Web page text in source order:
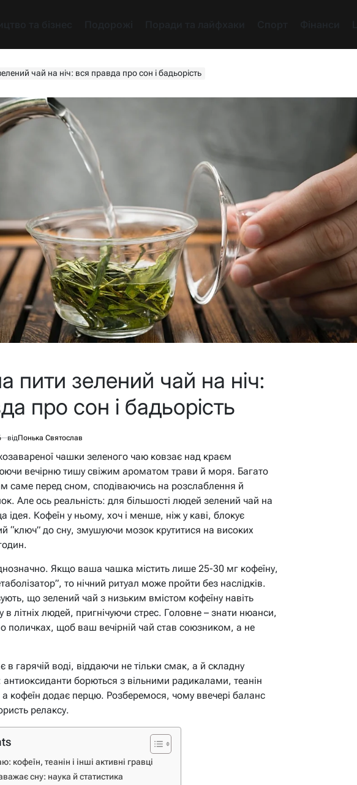
чай на ніч: вся правда про сон і бадьорість
пити зелений чай на ніч:
про сон і бадьорість
відПонька Святослав
чашки зеленого чаю ковзає над краєм
вечірню тишу свіжим ароматом трави й моря. Багато
саме перед сном, сподіваючись на розслаблення й
Але ось реальність: для більшості людей зелений чай на
ідея. Кофеїн у ньому, хоч і менше, ніж у каві, блокує
“ключ” до сну, змушуючи мозок крутитися на високих
Якщо ваша чашка містить лише 25-30 мг кофеїну,
то нічний ритуал може пройти без наслідків.
що зелений чай з низьким вмістом кофеїну навіть
в літніх людей, пригнічуючи стрес. Головне – знати нюанси,
поличках, щоб ваш вечірній чай став союзником, а не
гарячій воді, віддаючи не тільки смак, а й складну
борються з вільними радикалами, теанін
кофеїн додає перцю. Розберемося, чому ввечері баланс
релаксу.
кофеїн, теанін і інші активні гравці
сну: наука й статистика